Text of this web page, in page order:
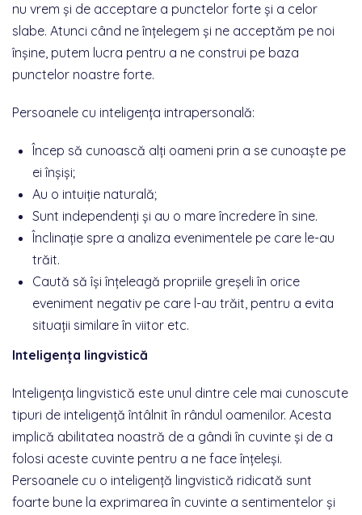
nu vrem și de acceptare a punctelor forte și a celor
slabe. Atunci când ne înțelegem și ne acceptăm pe noi
înșine, putem lucra pentru a ne construi pe baza
punctelor noastre forte.
Persoanele cu inteligența intrapersonală:
Încep să cunoască alți oameni prin a se cunoaște pe
ei înșiși;
Au o intuiție naturală;
Sunt independenți și au o mare încredere în sine.
Înclinație spre a analiza evenimentele pe care le-au
trăit.
Caută să își înțeleagă propriile greșeli în orice
eveniment negativ pe care l-au trăit, pentru a evita
situații similare în viitor etc.
Inteligența lingvistică
Inteligența lingvistică este unul dintre cele mai cunoscute
tipuri de inteligență întâlnit în rândul oamenilor. Acesta
implică abilitatea noastră de a gândi în cuvinte și de a
folosi aceste cuvinte pentru a ne face înțeleși.
Persoanele cu o inteligență lingvistică ridicată sunt
foarte bune la exprimarea în cuvinte a sentimentelor și